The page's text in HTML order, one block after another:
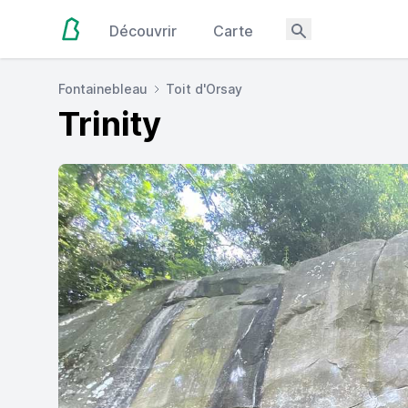
Découvrir Carte
Fontainebleau Toit d'Orsay
Trinity